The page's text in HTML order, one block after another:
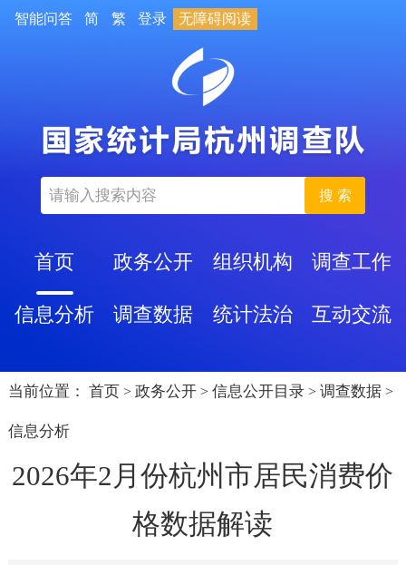
智能问答 简 繁 登录 无障碍阅读
搜 索
首页 政务公开 组织机构 调查工作
信息分析 调查数据 统计法治 互动交流
当前位置： 首页 > 政务公开 > 信息公开目录 > 调查数据 >
信息分析
2026年2月份杭州市居民消费价
格数据解读